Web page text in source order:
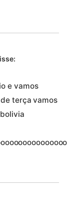
e vamos
terça vamos